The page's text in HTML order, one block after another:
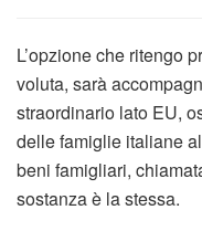
L’opzione che ritengo
voluta, sarà
straordinario lato EU,
delle famiglie italiane
beni famigliari,
sostanza è la stessa.